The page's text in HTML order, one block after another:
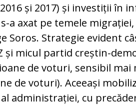
și 2017) și investiții în
a axat pe temele
Soros. Strategie evident
și micul partid creștin-
de voturi, sensibil mai
de voturi). Aceeași
administrației, cu